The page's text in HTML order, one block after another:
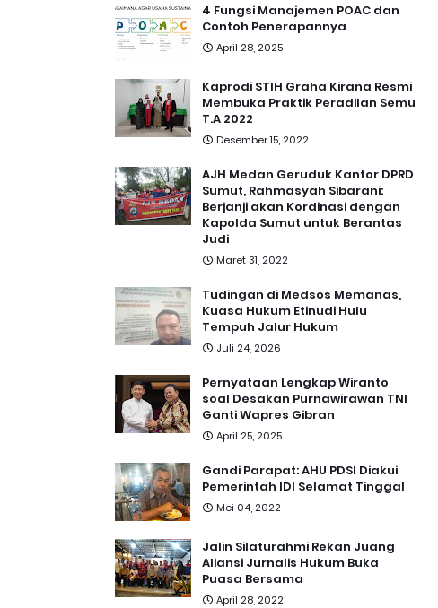
4 Fungsi Manajemen POAC dan
Contoh Penerapannya
April 28, 2025
Kaprodi STIH Graha Kirana Resmi
Membuka Praktik Peradilan Semu
T.A 2022
Desember 15, 2022
AJH Medan Geruduk Kantor DPRD
Sumut, Rahmasyah Sibarani:
Berjanji akan Kordinasi dengan
Kapolda Sumut untuk Berantas
Judi
Maret 31, 2022
Tudingan di Medsos Memanas,
Kuasa Hukum Etinudi Hulu
Tempuh Jalur Hukum
Juli 24, 2026
Pernyataan Lengkap Wiranto
soal Desakan Purnawirawan TNI
Ganti Wapres Gibran
April 25, 2025
Gandi Parapat: AHU PDSI Diakui
Pemerintah IDI Selamat Tinggal
Mei 04, 2022
Jalin Silaturahmi Rekan Juang
Aliansi Jurnalis Hukum Buka
Puasa Bersama
April 28, 2022